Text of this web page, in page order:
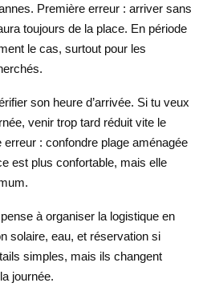
Première erreur : arriver sans
toujours de la place. En période
le cas, surtout pour les
son heure d’arrivée. Si tu veux
venir trop tard réduit vite le
: confondre plage aménagée
est plus confortable, mais elle
à organiser la logistique en
solaire, eau, et réservation si
simples, mais ils changent
journée.